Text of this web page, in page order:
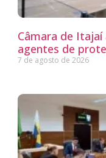
Câmara de Itajaí
agentes de
7 de agosto de 2026